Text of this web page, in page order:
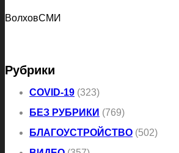
ВолховСМИ
Рубрики
COVID-19 (323)
БЕЗ РУБРИКИ (769)
БЛАГОУСТРОЙСТВО (502)